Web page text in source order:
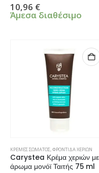
0 από 5
10,96 €
Άμεσα διαθέσιμο
ΚΡΕΜΕΣ ΣΩΜΑΤΟΣ,ΦΡΟΝΤΙΔΑ ΧΕΡΙΩΝ
Carystea Κρέμα χεριών με
άρωμα μονόϊ Ταιτής 75 ml